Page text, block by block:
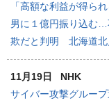
「高額な利益が得ら
男に１億円振り込む
欺だと判明 北海道北
11月19日
NHK
サイバー攻撃グルー